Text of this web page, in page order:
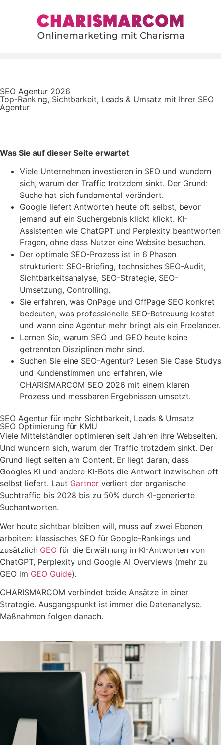
SEO Agentur 2026
Top-Ranking, Sichtbarkeit, Leads & Umsatz mit Ihrer SEO
Agentur
Was Sie auf dieser Seite erwartet
Viele Unternehmen investieren in SEO und wundern
sich, warum der Traffic trotzdem sinkt. Der Grund:
Suche hat sich fundamental verändert.
Google liefert Antworten heute oft selbst, bevor
jemand auf ein Suchergebnis klickt klickt. KI-
Assistenten wie ChatGPT und Perplexity beantworten
Fragen, ohne dass Nutzer eine Website besuchen.
Der optimale SEO-Prozess ist in 6 Phasen
strukturiert: SEO-Briefing, technsiches SEO-Audit,
Sichtbarkeitsanalyse, SEO-Strategie, SEO-
Umsetzung, Controlling.
Sie erfahren, was OnPage und OffPage SEO konkret
bedeuten, was professionelle SEO-Betreuung kostet
und wann eine Agentur mehr bringt als ein Freelancer.
Lernen Sie, warum SEO und GEO heute keine
getrennten Disziplinen mehr sind.
Suchen Sie eine SEO-Agentur? Lesen Sie Case Studys
und Kundenstimmen und erfahren, wie
CHARISMARCOM SEO 2026 mit einem klaren
Prozess und messbaren Ergebnissen umsetzt.
SEO Agentur für mehr Sichtbarkeit, Leads & Umsatz
SEO Optimierung für KMU
Viele Mittelständler optimieren seit Jahren ihre Webseiten.
Und wundern sich, warum der Traffic trotzdem sinkt. Der
Grund liegt selten am Content. Er liegt daran, dass
Googles KI und andere KI-Bots die Antwort inzwischen oft
selbst liefert. Laut Gartner verliert der organische
Suchtraffic bis 2028 bis zu 50% durch KI-generierte
Suchantworten.
Wer heute sichtbar bleiben will, muss auf zwei Ebenen
arbeiten: klassisches SEO für Google-Rankings und
zusätzlich GEO für die Erwähnung in KI-Antworten von
ChatGPT, Perplexity und Google AI Overviews (mehr zu
GEO im GEO Guide).
CHARISMARCOM verbindet beide Ansätze in einer
Strategie. Ausgangspunkt ist immer die Datenanalyse.
Maßnahmen folgen danach.